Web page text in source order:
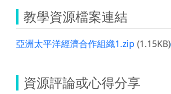
教學資源檔案連結
亞洲太平洋經濟合作組織1.zip (1.15KB)
資源評論或心得分享